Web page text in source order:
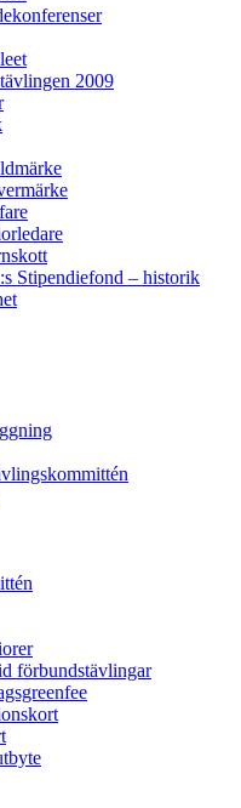
2009
Stipendiefond – historik
förbundstävlingar